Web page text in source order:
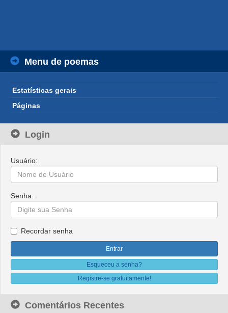
Menu de poemas
Estatísticas gerais
Páginas
Login
Usuário:
Senha:
Recordar senha
Esqueceu a senha?
Registre-se gratuitamente!
Comentários Recentes